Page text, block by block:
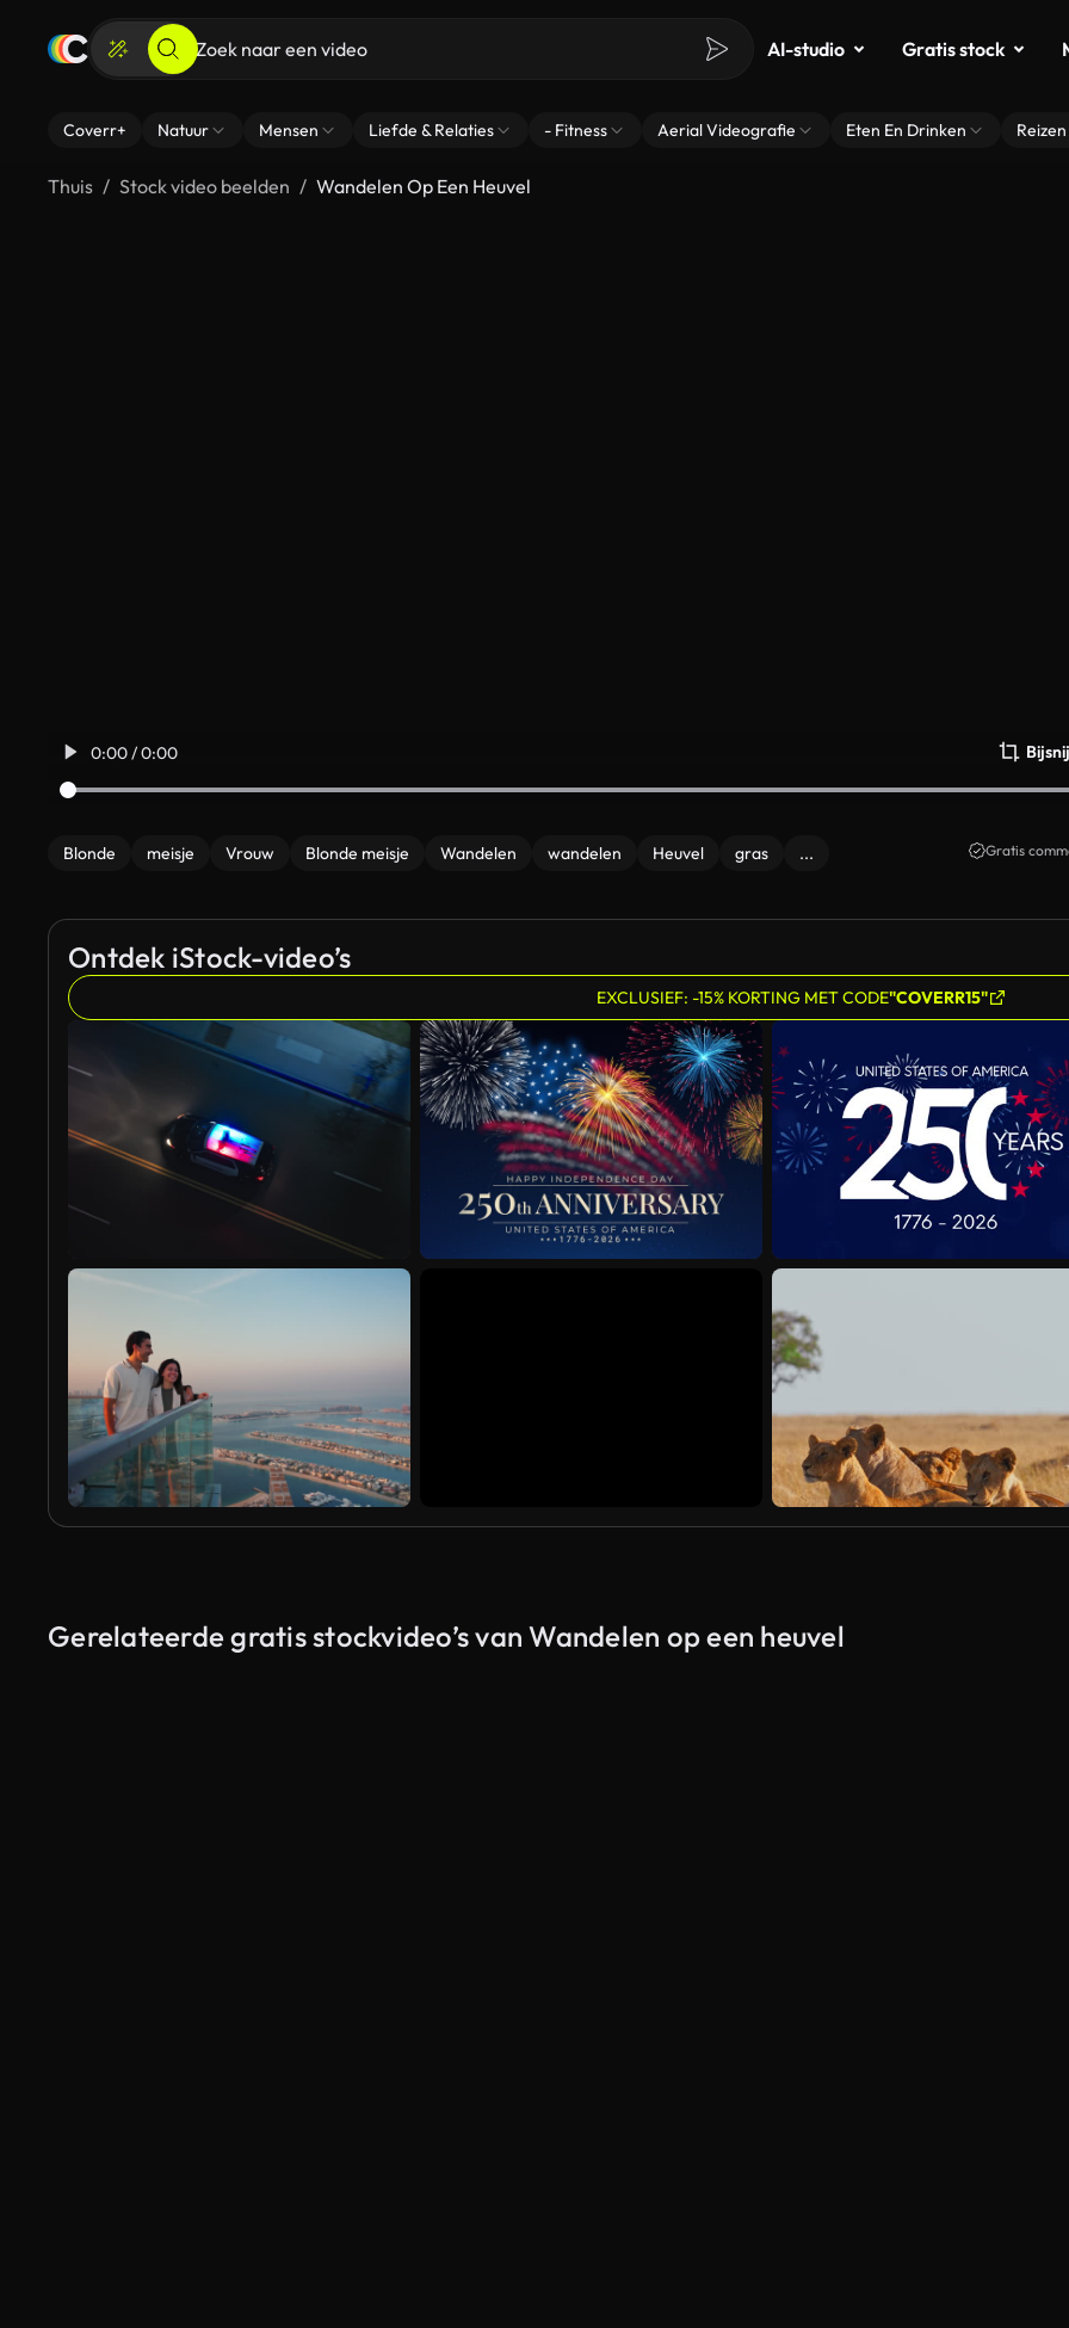
AI-studio Gratis stock
Coverr+ Natuur Mensen Liefde & Relaties - Fitness Aerial Videografie Eten En Drinken Reizen
Thuis Stock video beelden Wandelen Op Een Heuvel
0:00 / 0:00
Blonde meisje Vrouw Blonde meisje Wandelen wandelen Heuvel gras ... Gratis
Ontdek iStock-video’s
EXCLUSIEF: -15% KORTING MET CODE"COVERR15"
Gerelateerde gratis stockvideo’s van Wandelen op een heuvel